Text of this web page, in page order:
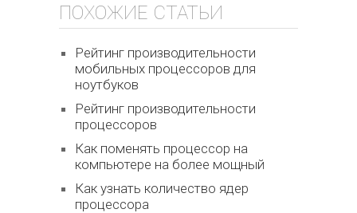
ПОХОЖИЕ СТАТЬИ
Рейтинг производительности
мобильных процессоров для
ноутбуков
Рейтинг производительности
процессоров
Как поменять процессор на
компьютере на более мощный
Как узнать количество ядер
процессора